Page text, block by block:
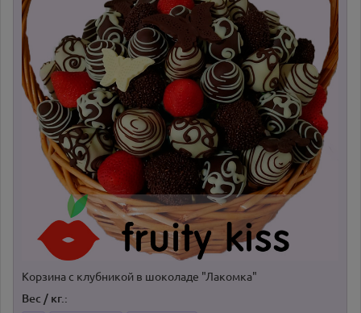
Корзина с клубникой в шоколаде "Лакомка"
Вес / кг.: